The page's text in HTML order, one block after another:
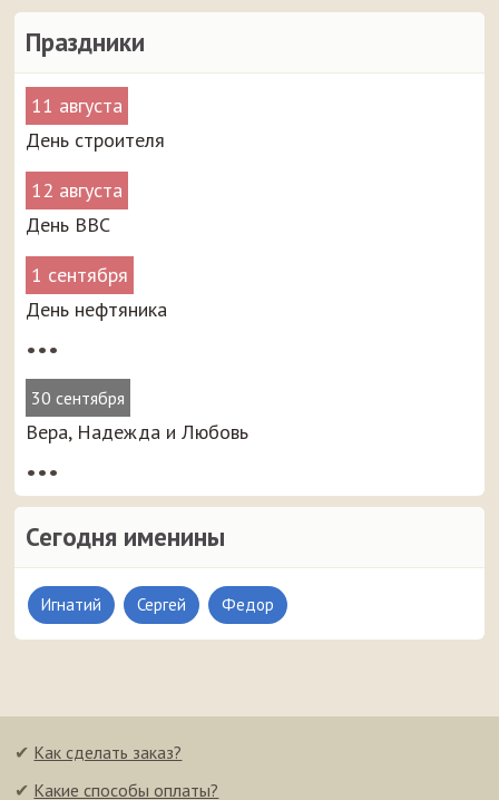
Праздники
11 августа
День строителя
12 августа
День ВВС
1 сентября
День нефтяника
•••
30 сентября
Вера, Надежда и Любовь
•••
Сегодня именины
Игнатий Сергей Федор
✔ Как сделать заказ?
✔ Какие способы оплаты?